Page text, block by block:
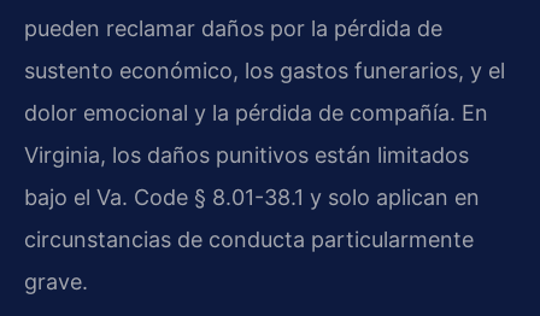
pueden reclamar daños por la pérdida de
sustento económico, los gastos funerarios, y el
dolor emocional y la pérdida de compañía. En
Virginia, los daños punitivos están limitados
bajo el Va. Code § 8.01-38.1 y solo aplican en
circunstancias de conducta particularmente
grave.